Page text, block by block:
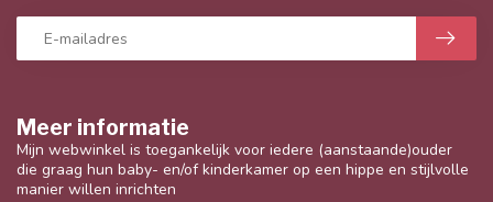
Meer informatie
Mijn webwinkel is toegankelijk voor iedere (aanstaande)ouder
die graag hun baby- en/of kinderkamer op een hippe en stijlvolle
manier willen inrichten